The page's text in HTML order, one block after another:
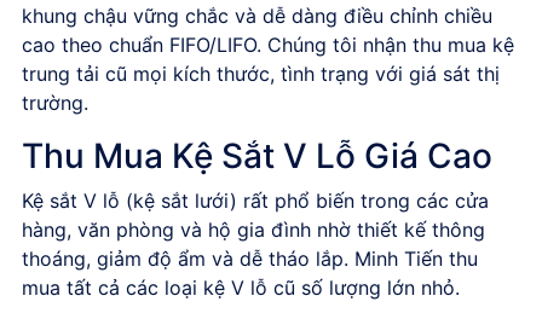
khung chậu vững chắc và dễ dàng điều chỉnh chiều
cao theo chuẩn FIFO/LIFO. Chúng tôi nhận thu mua kệ
trung tải cũ mọi kích thước, tình trạng với giá sát thị
trường.
Thu Mua Kệ Sắt V Lỗ Giá Cao
Kệ sắt V lỗ (kệ sắt lưới) rất phổ biến trong các cửa
hàng, văn phòng và hộ gia đình nhờ thiết kế thông
thoáng, giảm độ ẩm và dễ tháo lắp. Minh Tiến thu
mua tất cả các loại kệ V lỗ cũ số lượng lớn nhỏ.